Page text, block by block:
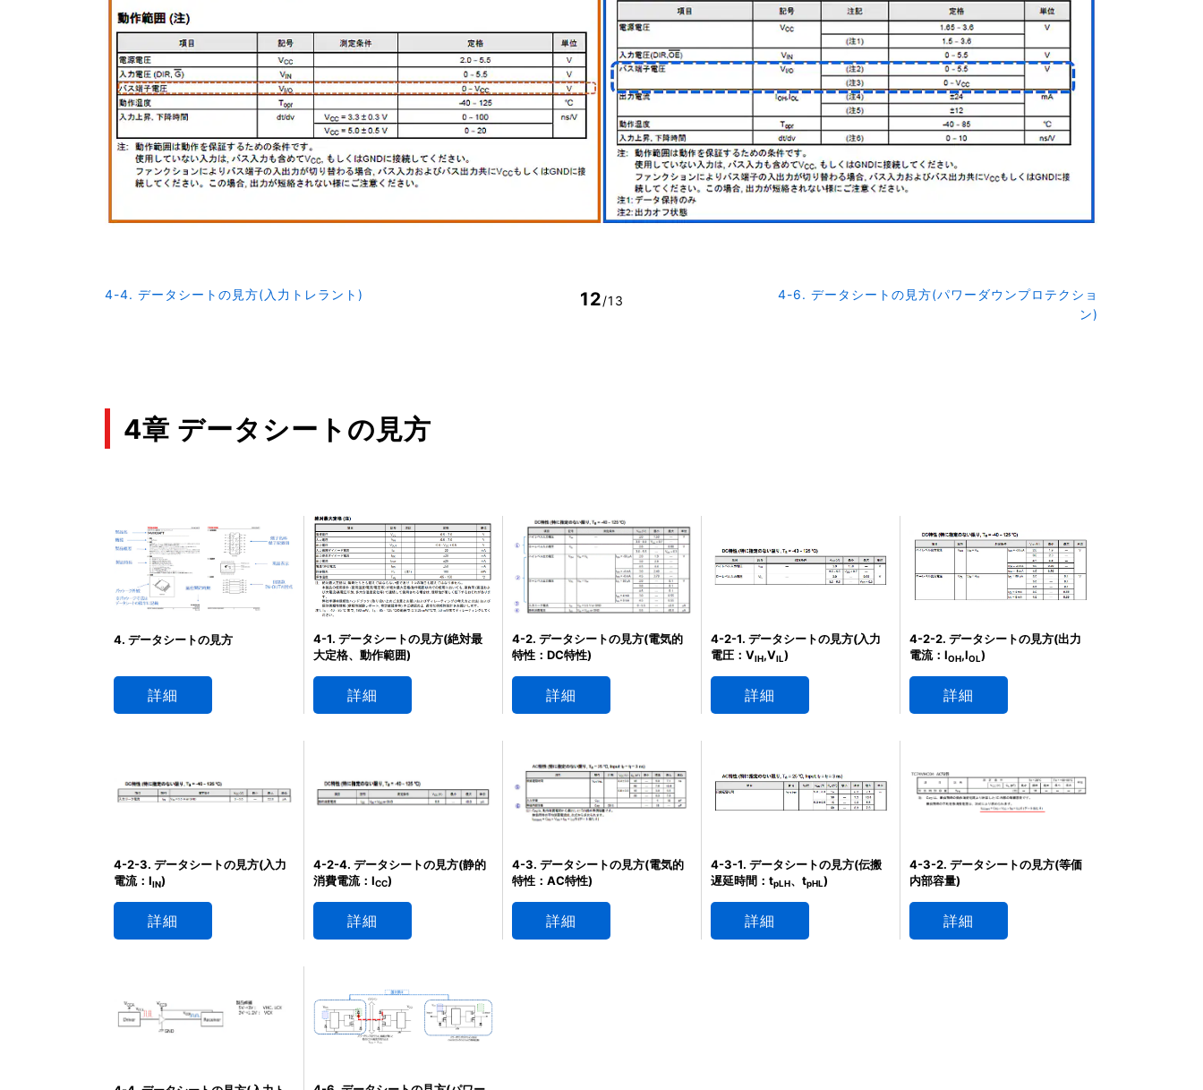
4-4. データシートの見方(入力トレラント) 12/13
4-6. データシートの見方(パワーダウンプロテクショ
ン)
4章 データシートの見方
4. データシートの見方
詳細
4-1. データシートの見方(絶対最
大定格、動作範囲)
詳細
4-2. データシートの見方(電気的
特性：DC特性)
詳細
4-2-1. データシートの見方(入力
電圧：VIH,VIL)
詳細
4-2-2. データシートの見方(出力
電流：IOH,IOL)
詳細
4-2-3. データシートの見方(入力
電流：IIN)
詳細
4-2-4. データシートの見方(静的
消費電流：ICC)
詳細
4-3. データシートの見方(電気的
特性：AC特性)
詳細
4-3-1. データシートの見方(伝搬
遅延時間：tpLH、tpHL)
詳細
4-3-2. データシートの見方(等価
内部容量)
詳細